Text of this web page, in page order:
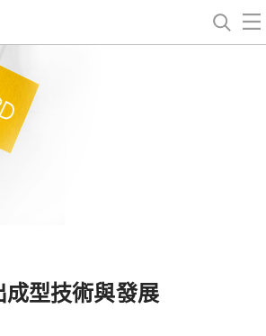
成型技術與發展